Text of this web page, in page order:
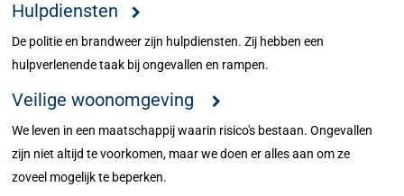
Hulpdiensten
De politie en brandweer zijn hulpdiensten. Zij hebben een
hulpverlenende taak bij ongevallen en rampen.
Veilige woonomgeving
We leven in een maatschappij waarin risico's bestaan. Ongevallen
zijn niet altijd te voorkomen, maar we doen er alles aan om ze
zoveel mogelijk te beperken.